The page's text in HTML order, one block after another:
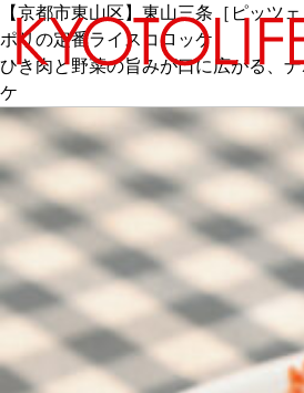
エリアから探す
地図から探す
カテゴリーから探す
SPECIAL
NEW OPEN
【京都市東山区】東山三条［ピッツ
ポリの定番ライスコロッケ
ひき肉と野菜の旨みが口に広がる、
ケ